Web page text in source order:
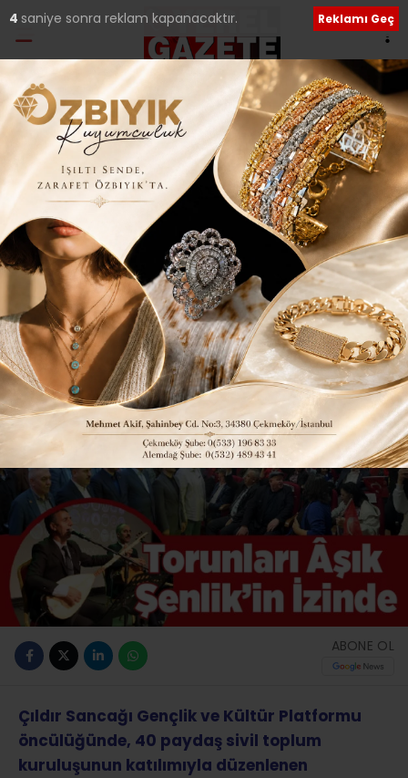
Ana Sayfa›Kültür Sanat
Çekmeköy’deki anma
gecesinde torunları
salona sığmadı!..
Giriş: 23-11-2025 21:47 154 Kültür Sanat Tüm Manşetler
ABONE OL
Çıldır Sancağı Gençlik ve Kültür Platformu
öncülüğünde, 40 paydaş sivil toplum
kuruluşunun katılımıyla düzenlenen
2 saniye sonra reklam kapanacaktır. Reklamı Geç